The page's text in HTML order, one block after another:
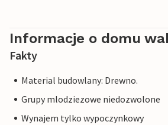
Informacje o domu
Fakty
Material budowlany: Drewno.
Grupy mlodziezowe niedozwolone
Wynajem tylko wypoczynkowy